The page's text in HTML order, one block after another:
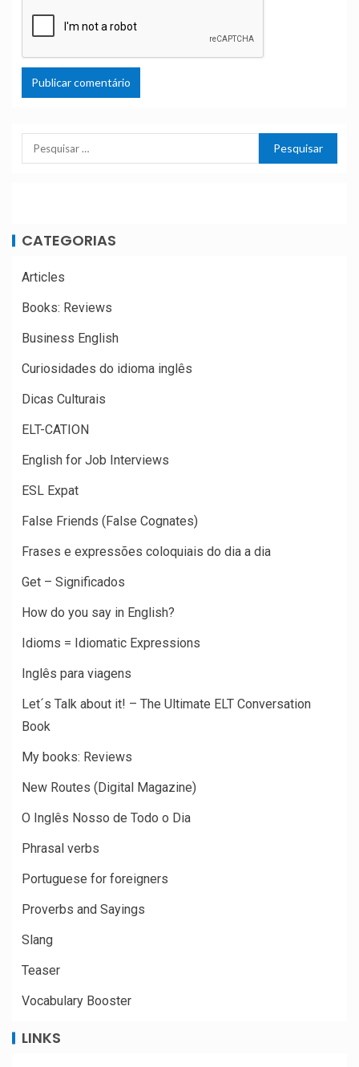
CATEGORIAS
Articles
Books: Reviews
Business English
Curiosidades do idioma inglês
Dicas Culturais
ELT-CATION
English for Job Interviews
ESL Expat
False Friends (False Cognates)
Frases e expressões coloquiais do dia a dia
Get – Significados
How do you say in English?
Idioms = Idiomatic Expressions
Inglês para viagens
Let´s Talk about it! – The Ultimate ELT Conversation
Book
My books: Reviews
New Routes (Digital Magazine)
O Inglês Nosso de Todo o Dia
Phrasal verbs
Portuguese for foreigners
Proverbs and Sayings
Slang
Teaser
Vocabulary Booster
LINKS